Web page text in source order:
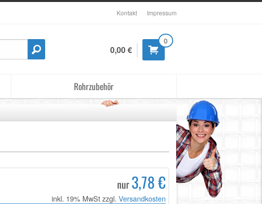
Kontakt Impressum
0
0,00 €
Rohrzubehör
nur3,78 €
inkl. 19% MwSt zzgl. Versandkosten